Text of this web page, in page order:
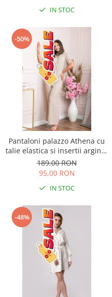
IN STOC
-50%
Pantaloni palazzo Athena cu
talie elastica si insertii argintii
- Bej
189,00 RON
95,00 RON
IN STOC
-48%